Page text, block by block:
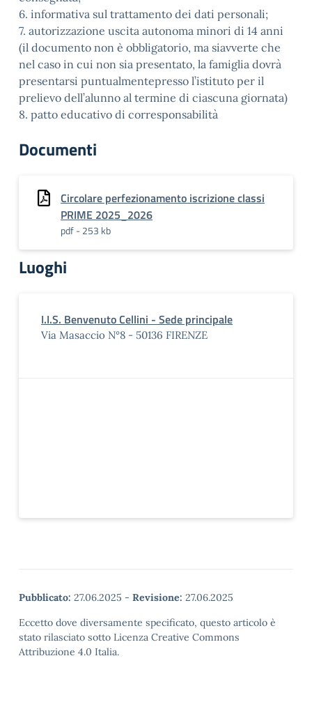
6. informativa sul trattamento dei dati personali;
7. autorizzazione uscita autonoma minori di 14 anni
(il documento non è obbligatorio, ma siavverte che
nel caso in cui non sia presentato, la famiglia dovrà
presentarsi puntualmentepresso l’istituto per il
prelievo dell’alunno al termine di ciascuna giornata)
8. patto educativo di corresponsabilità
Documenti
Circolare perfezionamento iscrizione classi
PRIME 2025_2026
pdf - 253 kb
Luoghi
I.I.S. Benvenuto Cellini - Sede principale
Via Masaccio N°8 - 50136 FIRENZE
Pubblicato: 27.06.2025 - Revisione: 27.06.2025
Eccetto dove diversamente specificato, questo articolo è
stato rilasciato sotto Licenza Creative Commons
Attribuzione 4.0 Italia.